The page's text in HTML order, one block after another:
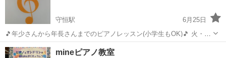
守恒駅
6月25日
🎵年少さんから年長さんまでのピアノレッスン(小学生もOK)🎵 火・
水・木：16:00〜16:30 ：16:30〜17:00 ：
17:00〜17:30 ：17:30〜18:00 お月...
福岡 北九州市 守恒駅 ピアノ
mineピアノ教室